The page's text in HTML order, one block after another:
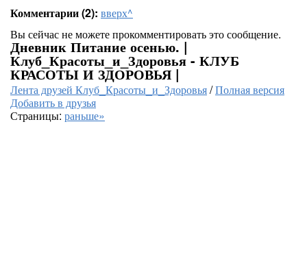
Комментарии (2): вверх^
Вы сейчас не можете прокомментировать это сообщение.
Дневник Питание осенью. |
Клуб_Красоты_и_Здоровья - КЛУБ
КРАСОТЫ И ЗДОРОВЬЯ |
Лента друзей Клуб_Красоты_и_Здоровья/Полная версия
Добавить в друзья
Страницы: раньше»